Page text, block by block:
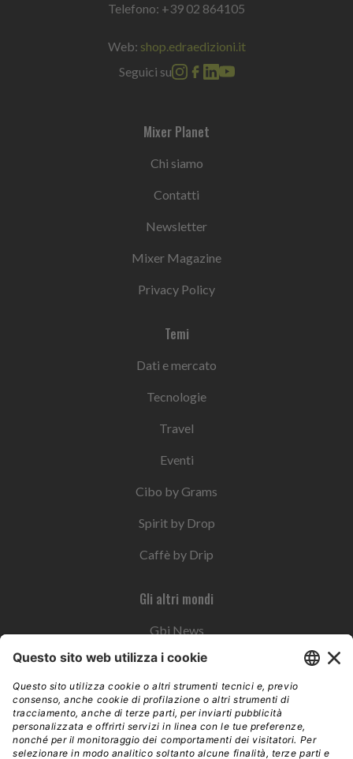
Telefono: +39 02 864105
Web: shop.edraedizioni.it
Seguici su
Mixer Planet
Chi siamo
Contatti
Newsletter
Mixer Magazine
Privacy Policy
Temi
Dati e mercato
Tecnologie
Travel
Eventi
Cibo by Grams
Spirit by Drop
Caffè by Drip
Gli altri mondi
Gbi News
Instoremag
Esplora il gruppo
Edra Edizioni